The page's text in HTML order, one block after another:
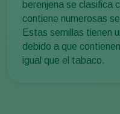
berenjena se clasifica
contiene numerosas
Estas semillas tienen
debido a que
igual que el tabaco.